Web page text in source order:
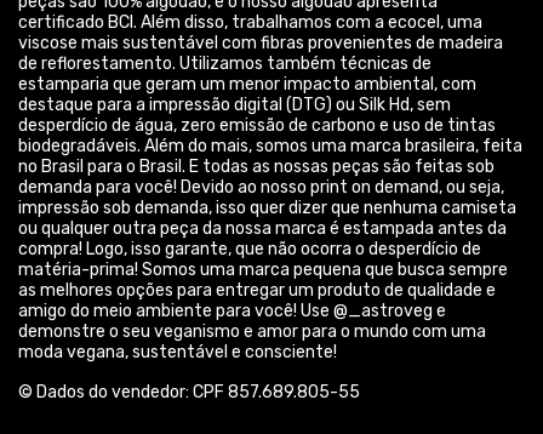
certificado BCI. Além disso, trabalhamos com a ecocel, uma
viscose mais sustentável com fibras provenientes de madeira
de reflorestamento. Utilizamos também técnicas de
estamparia que geram um menor impacto ambiental, com
destaque para a impressão digital (DTG) ou Silk Hd, sem
desperdício de água, zero emissão de carbono e uso de tintas
biodegradáveis. Além do mais, somos uma marca brasileira, feita
no Brasil para o Brasil. E todas as nossas peças são feitas sob
demanda para você! Devido ao nosso print on demand, ou seja,
impressão sob demanda, isso quer dizer que nenhuma camiseta
ou qualquer outra peça da nossa marca é estampada antes da
compra! Logo, isso garante, que não ocorra o desperdício de
matéria-prima! Somos uma marca pequena que busca sempre
as melhores opções para entregar um produto de qualidade e
amigo do meio ambiente para você! Use @_astroveg e
demonstre o seu veganismo e amor para o mundo com uma
moda vegana, sustentável e consciente!
© Dados do vendedor: CPF 857.689.805-55